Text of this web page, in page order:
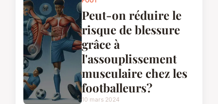
Peut-on réduire le
risque de blessure
grâce à
l'assouplissement
musculaire chez les
footballeurs?
10 mars 2024